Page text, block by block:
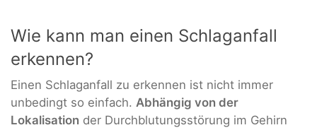
Wie kann man einen Schlaganfall
erkennen?
Einen Schlaganfall zu erkennen ist nicht immer
unbedingt so einfach. Abhängig von der
Lokalisation der Durchblutungsstörung im Gehirn